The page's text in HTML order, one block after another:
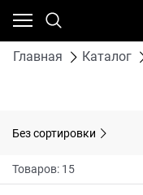
Главная Каталог
Без сортировки
Товаров: 15